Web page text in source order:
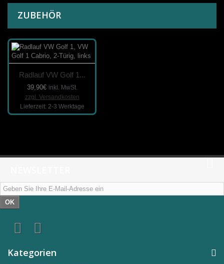
ZUBEHÖR
Radlauf VW Golf 1...
39,90€ inkl. MwSt.
zzgl. Versandkosten
Lieferzeit: 2-3 Werktage
OK
Kategorien